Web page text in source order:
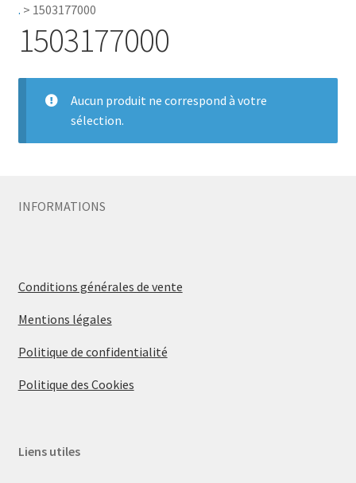
Accessoires Salle de bain
Pro.
. > 1503177000
1503177000
Aucun produit ne correspond à votre
sélection.
INFORMATIONS
Conditions générales de vente
Mentions légales
Politique de confidentialité
Politique des Cookies
Liens utiles